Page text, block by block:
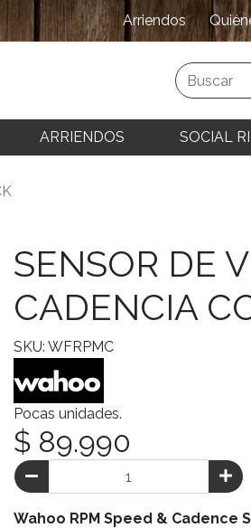
Arriendos
ARRIENDOS SOCIAL
SENSOR DE
CADENCIA
SKU: WFRPMC
Pocas unidades.
$ 89.990
Wahoo RPM Speed & Cadence